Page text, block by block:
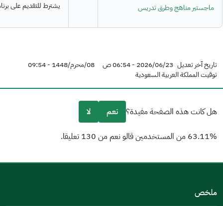
ماجستير مناهج وطرق تدريس يشترط للتقديم على
تاريخ آخر تعديل 2026/06/23 - 06:54 ص
08/محرم/1448 - 09:54
توقيت المملكة العربية السعودية
هل كانت هذه الصفحة مفيدة؟ نعم لا
63.11% من المستخدمين قالو نعم من 130 تعليقا.
مكتوبة بشكل جيدملخص